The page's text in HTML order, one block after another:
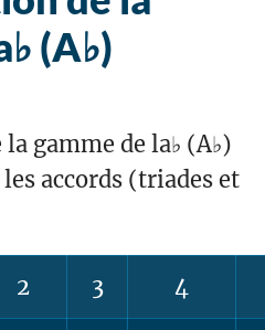
(A♭)
gamme de la♭ (A♭)
accords (triades et
2 3 4